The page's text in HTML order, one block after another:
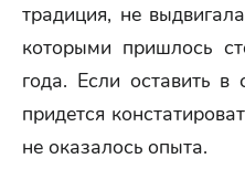
традиция, не
которыми пришлось
года. Если оставить в
придется
не оказалось опыта.